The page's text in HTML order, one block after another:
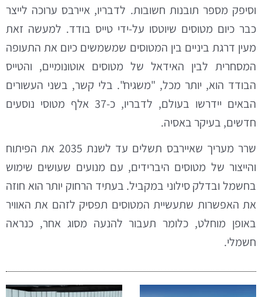
וסיפק מספר תובנות חשובות. לדבריו, איירבס ערוכה לייצר
כבר כיום מטוסים שיוטסו על-ידי טייס בודד. למעשה זאת
מעין דרגת ביניים בין המטוסים שמשמשים כיום את התעופה
המסחרית לבין האידאל של מטוסים אוטונומיים, והטייס
הבודד הוא, יותר מכל, "משגיח". בלי קשר, בשני העשורים
הבאים יידרשו בעולם, לדבריו, כ-37 אלף מטוסי נוסעים
חדשים, בעיקר באסיה.
שרר מעריך שאיירבס תשלים עד לשנת 2035 את הפיתוח
והייצור של מטוסים היברידים, עם מנועים שעושים שימוש
בחשמל ובדלק סילוני במקביל. בעתיד הרחוק יותר הוא חוזה
את האפשרות שתעשיית המטוסים תפסיק לזהם את האוויר
באופן מוחלט, כלומר תעבור להנעה מסוג אחר, כנראה
חשמלי.